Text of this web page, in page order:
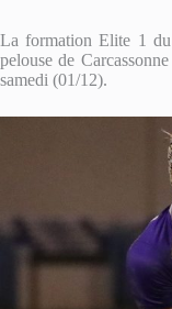
La formation Elite 1
pelouse de
samedi (01/12).